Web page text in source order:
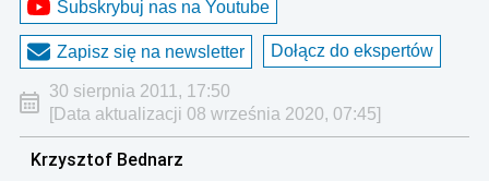
Subskrybuj nas na Youtube
Zapisz się na newsletter Dołącz do ekspertów
30 sierpnia 2011, 17:50
[Data aktualizacji 08 września 2020, 07:45]
Krzysztof Bednarz